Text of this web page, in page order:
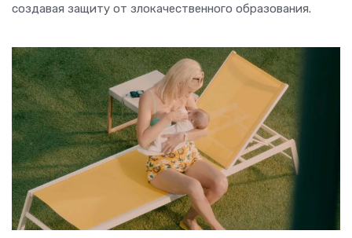
создавая защиту от злокачественного образования.